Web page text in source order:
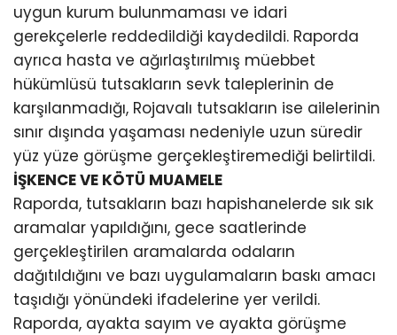
uygun kurum bulunmaması ve idari
gerekçelerle reddedildiği kaydedildi. Raporda
ayrıca hasta ve ağırlaştırılmış müebbet
hükümlüsü tutsakların sevk taleplerinin de
karşılanmadığı, Rojavalı tutsakların ise ailelerinin
sınır dışında yaşaması nedeniyle uzun süredir
yüz yüze görüşme gerçekleştiremediği belirtildi.
İŞKENCE VE KÖTÜ MUAMELE
Raporda, tutsakların bazı hapishanelerde sık sık
aramalar yapıldığını, gece saatlerinde
gerçekleştirilen aramalarda odaların
dağıtıldığını ve bazı uygulamaların baskı amacı
taşıdığı yönündeki ifadelerine yer verildi.
Raporda, ayakta sayım ve ayakta görüşme